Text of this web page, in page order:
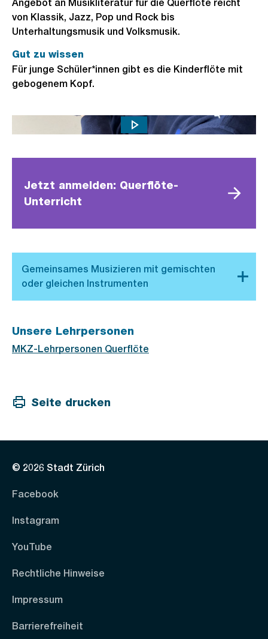
Angebot an Musikliteratur für die Querflöte reicht
von Klassik, Jazz, Pop und Rock bis
Unterhaltungsmusik und Volksmusik.
Gut zu wissen
Für junge Schüler*innen gibt es die Kinderflöte mit
gebogenem Kopf.
Querflöte lernen an Musikschule Konservatorium Zürich
Jetzt anmelden: Querflöte-
Unterricht
Unsere Lehrpersonen
MKZ-Lehrpersonen Querflöte
Seite drucken
© 2026 Stadt Zürich
Facebook
Instagram
YouTube
Rechtliche Hinweise
Impressum
Barrierefreiheit